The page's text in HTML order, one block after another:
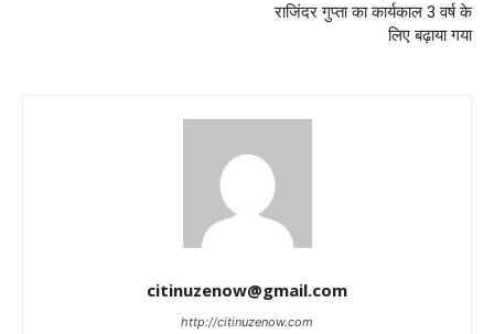
राजिंदर गुप्ता का कार्यकाल 3 वर्ष के
लिए बढ़ाया गया
citinuzenow@gmail.com
http://citinuzenow.com